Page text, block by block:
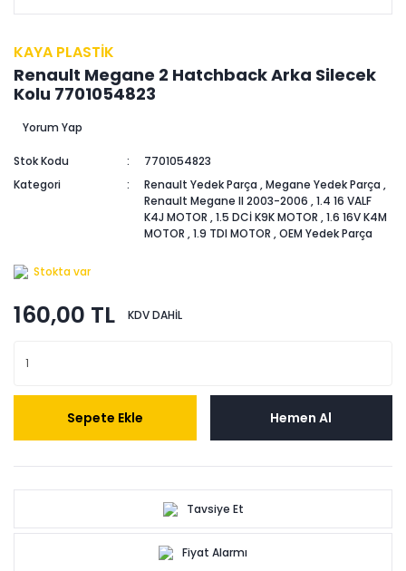
KAYA PLASTİK
Renault Megane 2 Hatchback Arka Silecek
Kolu 7701054823
Yorum Yap
Stok Kodu
7701054823
Kategori
Renault Yedek Parça ,Megane Yedek Parça ,
Renault Megane II 2003-2006 ,1.4 16 VALF
K4J MOTOR ,1.5 DCİ K9K MOTOR ,1.6 16V K4M
MOTOR ,1.9 TDI MOTOR ,OEM Yedek Parça
Stokta var
160,00 TL KDV DAHİL
Sepete Ekle Hemen Al
Tavsiye Et
Fiyat Alarmı